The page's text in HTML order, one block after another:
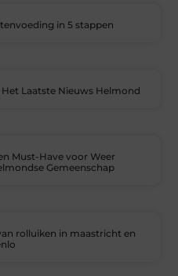
in 5 stappen
Laatste Nieuws Helmond
Must-Have voor Weer
Gemeenschap
rolluiken in maastricht en